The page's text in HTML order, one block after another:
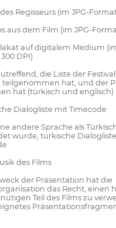
Regisseurs (im JPG-
aus dem Film (im JPG-
auf digitalem Medium
DPI)
die Liste der
teilgenommen hat, und der
hat (türkisch und englisch)
Dialogliste mit Timecode
andere Sprache als
wurde, türkische
des Films
der Präsentation hat die
das Recht, einen
Teil des Films zu